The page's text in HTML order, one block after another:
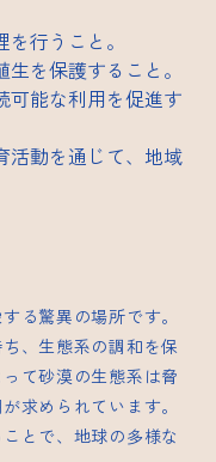
行うこと。
を保護すること。
可能な利用を促進す
活動を通じて、地域
る驚異の場所です。
、生態系の調和を保
て砂漠の生態系は脅
求められています。
とで、地球の多様な